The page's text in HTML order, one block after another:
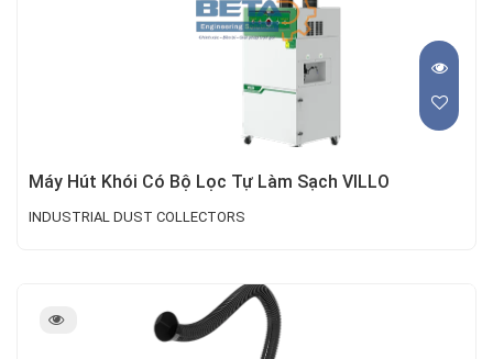
Máy Hút Khói Có Bộ Lọc Tự Làm Sạch VILLO
INDUSTRIAL DUST COLLECTORS